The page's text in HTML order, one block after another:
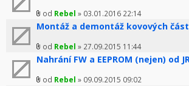
od Rebel » 03.01.2016 22:14
Montáž a demontáž kovových
od Rebel » 27.09.2015 11:44
Nahrání FW a EEPROM (nejen) od
od Rebel » 09.09.2015 09:02